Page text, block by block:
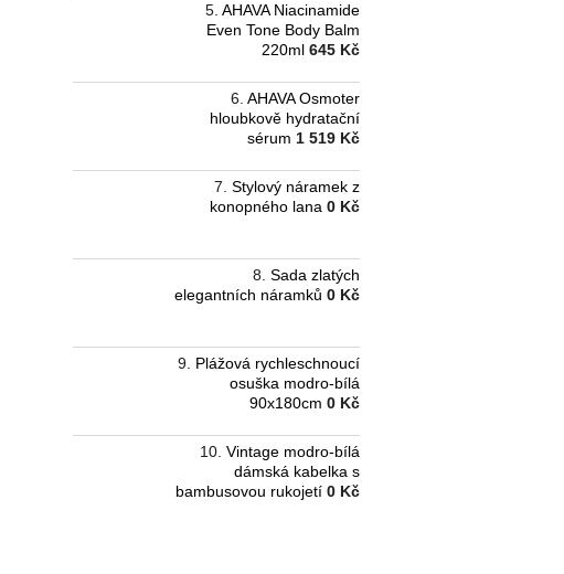
AHAVA Niacinamide
Even Tone Body Balm
220ml 645 Kč
AHAVA Osmoter
hloubkově hydratační
sérum 1 519 Kč
Stylový náramek z
konopného lana 0 Kč
Sada zlatých
elegantních náramků 0 Kč
Plážová rychleschnoucí
osuška modro-bílá
90x180cm 0 Kč
Vintage modro-bílá
dámská kabelka s
bambusovou rukojetí 0 Kč